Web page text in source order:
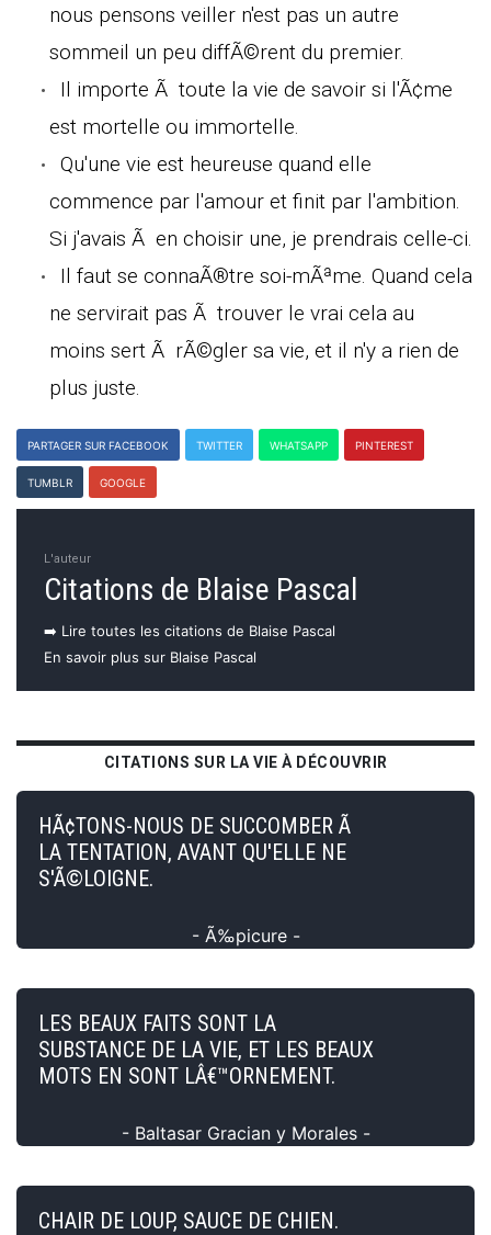
nous pensons veiller n'est pas un autre
sommeil un peu diffÃ©rent du premier.
Il importe Ã toute la vie de savoir si l'Ã¢me
est mortelle ou immortelle.
Qu'une vie est heureuse quand elle
commence par l'amour et finit par l'ambition.
Si j'avais Ã en choisir une, je prendrais celle-ci.
Il faut se connaÃ®tre soi-mÃªme. Quand cela
ne servirait pas Ã trouver le vrai cela au
moins sert Ã rÃ©gler sa vie, et il n'y a rien de
plus juste.
PARTAGER SUR FACEBOOK TWITTER WHATSAPP PINTEREST
TUMBLR GOOGLE
L'auteur
Citations de Blaise Pascal
➡️ Lire toutes les citations de Blaise Pascal
En savoir plus sur Blaise Pascal
CITATIONS SUR LA VIE À DÉCOUVRIR
HÃ¢TONS-NOUS DE SUCCOMBER Ã
LA TENTATION, AVANT QU'ELLE NE
S'Ã©LOIGNE.
- Ã‰picure -
LES BEAUX FAITS SONT LA
SUBSTANCE DE LA VIE, ET LES BEAUX
MOTS EN SONT LÂ€™ORNEMENT.
- Baltasar Gracian y Morales -
CHAIR DE LOUP, SAUCE DE CHIEN.